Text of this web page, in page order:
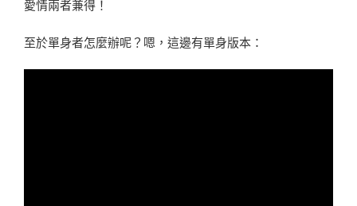
愛情兩者兼得！
至於單身者怎麼辦呢？嗯，這邊有單身版本：